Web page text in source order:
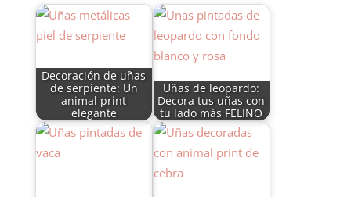
Decoración de uñas
de serpiente: Un
animal print
elegante
Uñas de leopardo:
Decora tus uñas con
tu lado más FELINO